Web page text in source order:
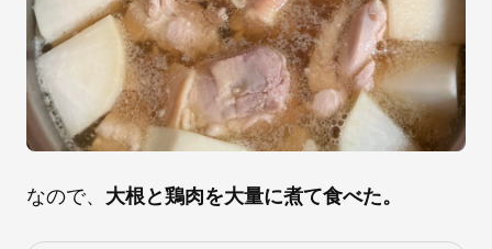
なので、 大根と鶏肉を大量に煮て食べた。